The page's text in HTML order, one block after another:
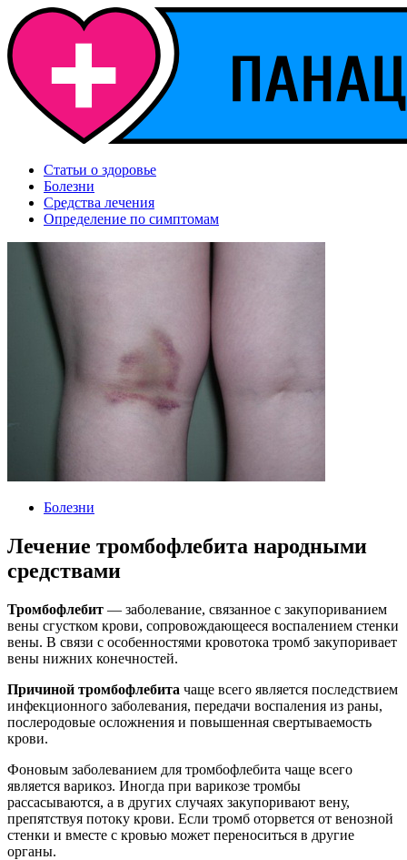
Статьи о здоровье
Болезни
Средства лечения
Определение по симптомам
Болезни
Лечение тромбофлебита народными
средствами
Тромбофлебит — заболевание, связанное с закупориванием
вены сгустком крови, сопровождающееся воспалением стенки
вены. В связи с особенностями кровотока тромб закупоривает
вены нижних конечностей.
Причиной тромбофлебита чаще всего является последствием
инфекционного заболевания, передачи воспаления из раны,
послеродовые осложнения и повышенная свертываемость
крови.
Фоновым заболеванием для тромбофлебита чаще всего
является варикоз. Иногда при варикозе тромбы
рассасываются, а в других случаях закупоривают вену,
препятствуя потоку крови. Если тромб оторвется от венозной
стенки и вместе с кровью может переноситься в другие
органы.